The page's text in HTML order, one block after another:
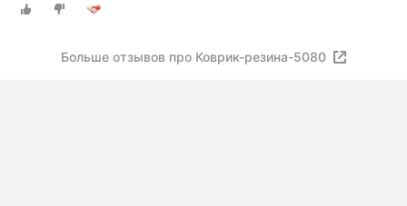
Больше отзывов про Коврик-резина-5080